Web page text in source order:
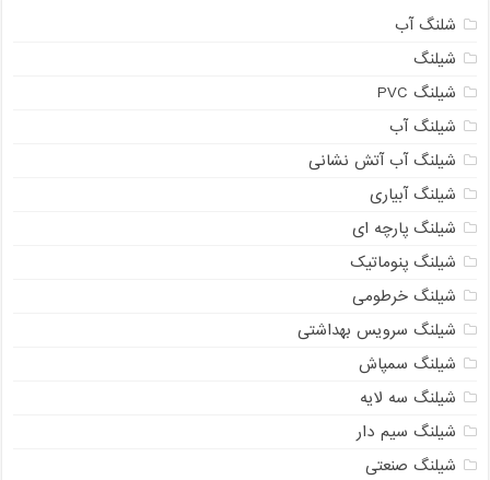
شلنگ آب
شیلنگ
شیلنگ PVC
شیلنگ آب
شیلنگ آب آتش نشانی
شیلنگ آبیاری
شیلنگ پارچه ای
شیلنگ پنوماتیک
شیلنگ خرطومی
شیلنگ سرویس بهداشتی
شیلنگ سمپاش
شیلنگ سه لایه
شیلنگ سیم دار
شیلنگ صنعتی